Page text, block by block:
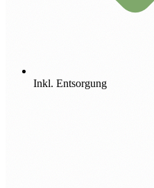
Inkl. Entsorgung